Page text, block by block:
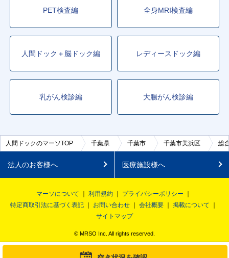
PET検査編 全身MRI検査編
人間ドック＋脳ドック編 レディースドック編
乳がん検診編 大腸がん検診編
人間ドックのマーソTOP 千葉県 千葉市 千葉市美浜区 総
法人のお客様へ 医療施設様へ
マーソについて 利用規約
プライバシーポリシー
特定商取引法に基づく表記
お問い合わせ 会社概要
掲載について
サイトマップ
© MRSO Inc. All rights reserved.